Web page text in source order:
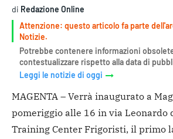
di Redazione Online
Attenzione: questo articolo fa parte
Notizie.
Potrebbe contenere informazioni
contestualizzare rispetto alla data di
Leggi le notizie di oggi
MAGENTA – Verrà inaugurato a
pomeriggio alle 16 in via Leonardo
Training Center Frigoristi, il primo